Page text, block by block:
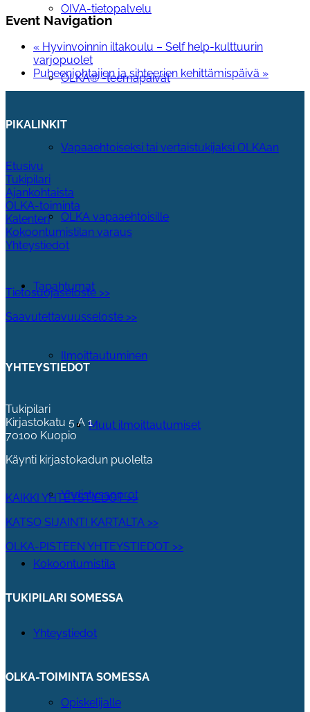
OIVA-tietopalvelu
OLKA® -teemapäivät
Vapaaehtoiseksi tai vertaistukijaksi OLKAan
OLKA vapaaehtoisille
Tapahtumat
Ilmoittautuminen
Muut ilmoittautumiset
Yhdistysapprot
Kokoontumistila
Yhteystiedot
Opiskelijalle
Event Navigation
« Hyvinvoinnin iltakoulu – Self help-kulttuurin
varjopuolet
Puheenjohtajien ja sihteerien kehittämispäivä »
PIKALINKIT
Etusivu
Tukipilari
Ajankohtaista
OLKA-toiminta
Kalenteri
Kokoontumistilan varaus
Yhteystiedot
Tietosuojaseloste >>
Saavutettavuusseloste >>
YHTEYSTIEDOT
Tukipilari
Kirjastokatu 5 A 1
70100 Kuopio
Käynti kirjastokadun puolelta
KAIKKI YHTEYSTIEDOT >>
KATSO SIJAINTI KARTALTA >>
OLKA-PISTEEN YHTEYSTIEDOT >>
TUKIPILARI SOMESSA
OLKA-TOIMINTA SOMESSA